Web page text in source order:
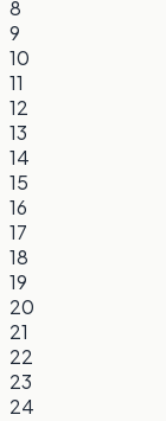
8
9
10
11
12
13
14
15
16
17
18
19
20
21
22
23
24